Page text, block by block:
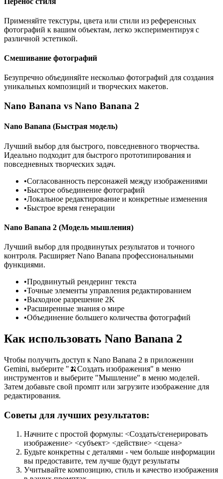
Применяйте текстуры, цвета или стили из референсных
фотографий к вашим объектам, легко экспериментируя с
различной эстетикой.
Смешивание фотографий
Безупречно объединяйте несколько фотографий для создания
уникальных композиций и творческих макетов.
Nano Banana vs Nano Banana 2
Nano Banana (Быстрая модель)
Лучший выбор для быстрого, повседневного творчества.
Идеально подходит для быстрого прототипирования и
повседневных творческих задач.
•Согласованность персонажей между изображениями
•Быстрое объединение фотографий
•Локальное редактирование и конкретные изменения
•Быстрое время генерации
Nano Banana 2 (Модель мышления)
Лучший выбор для продвинутых результатов и точного
контроля. Расширяет Nano Banana профессиональными
функциями.
•Продвинутый рендеринг текста
•Точные элементы управления редактированием
•Выходное разрешение 2K
•Расширенные знания о мире
•Объединение большего количества фотографий
Как использовать Nano Banana 2
Чтобы получить доступ к Nano Banana 2 в приложении
Gemini, выберите "🍌Создать изображения" в меню
инструментов и выберите "Мышление" в меню моделей.
Затем добавьте свой промпт или загрузите изображение для
редактирования.
Советы для лучших результатов:
Начните с простой формулы: <Создать/сгенерировать
изображение> <субъект> <действие> <сцена>
Будьте конкретны с деталями - чем больше информации
вы предоставите, тем лучше будут результаты
Учитывайте композицию, стиль и качество изображения